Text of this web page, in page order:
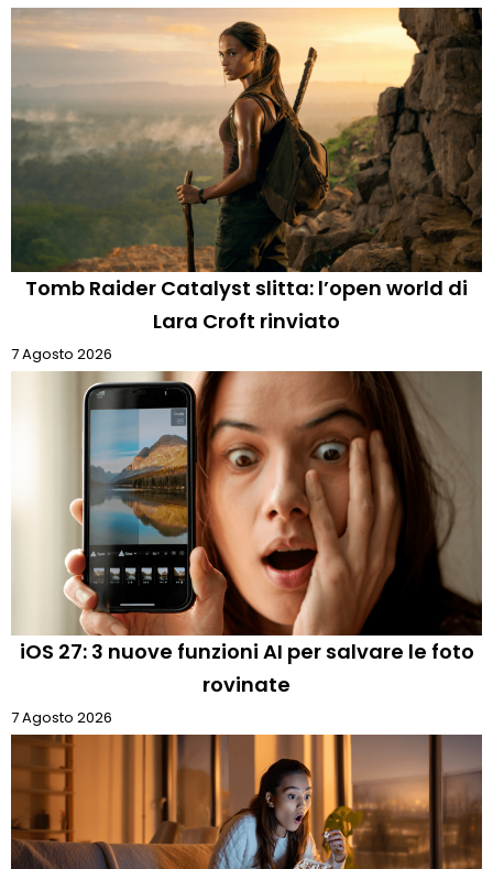
Tomb Raider Catalyst slitta: l’open world di
Lara Croft rinviato
7 Agosto 2026
iOS 27: 3 nuove funzioni AI per salvare le foto
rovinate
7 Agosto 2026